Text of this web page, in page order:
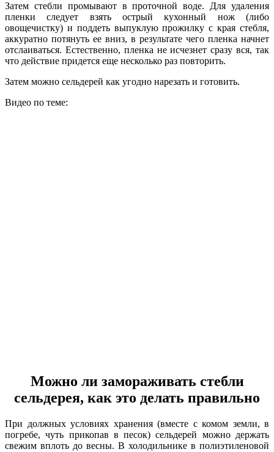
Затем стебли промывают в проточной воде. Для удаления
пленки следует взять острый кухонный нож (либо
овощечистку) и поддеть выпуклую прожилку с края стебля,
аккуратно потянуть ее вниз, в результате чего пленка начнет
отслаиваться. Естественно, пленка не исчезнет сразу вся, так
что действие придется еще несколько раз повторить.
Затем можно сельдерей как угодно нарезать и готовить.
Видео по теме:
Можно ли замораживать стебли
сельдерея, как это делать правильно
При должных условиях хранения (вместе с комом земли, в
погребе, чуть прикопав в песок) сельдерей можно держать
свежим вплоть до весны. В холодильнике в полиэтиленовой